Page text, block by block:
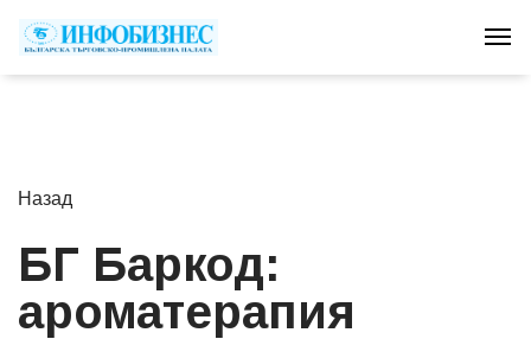
Назад
БГ Баркод:
ароматерапия